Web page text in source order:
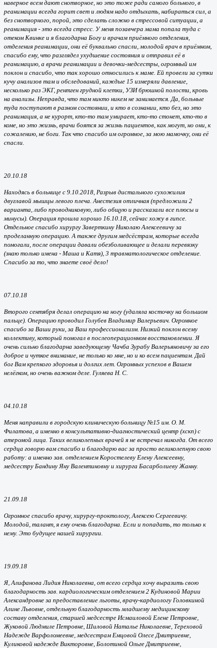
наверное всем дают снотворное, но это тоже ради самого больного, в
реанимации всегда горит свет и людям надо отдыхать, набираться сил, а
без снотворного, порой, это сделать сложно в стрессовой ситуации, а
реанимация - это всегда стресс. У меня позавчера мама попала туда с
отеком Квинке и я благодарна Богу и врачам приёмного отделения,
отделения реанимации, они её буквально спасли, молодой врач в приёмном,
спасибо ему, что разглядел ухудшение состояния и отправил её в
реанимацию, а врачи реанимации и девочки-медсестры, огромный им
поклон и спасибо, что так хорошо относились к маме. Ей провели за сутки
кучу анализов там и обследований, каждые 15 измеряли давление,
несколько раз ЭКГ, рентген грудной клетки, УЗИ брюшной полости, кровь
на анализы. Неправда, что там никто никем не занимается. Да, больные
туда поступают в разном состоянии, и кто в сознании, кто без, но это
реанимация, а не курорт, кто-то там умирает, кто-то стонет, кто-то в
коме, но это жизнь, врачи боятся за жизнь пациентов, как могут, но они, к
сожалению, не боги. Так что спасибо им огромное, за мою мамочку, они её
спасли.
20.10.18
Находясь в больнице с 9.10.2018, Разрыв дистального сухожилия
двуглавой мышцы левого плеча. Анестезия отличная (предложили 2
варианта, либо проводниковую, либо общую и рассказали все плюсы и
минусы). Операция прошла хорошо 16.10.18, сейчас хожу в гипсе.
Отдельное спасибо хирургу Заверткину Николаю Алексеевичу за
проделанную операцию. А также другим медсёстрам, которые всегда
помогали, после операции давали обезболивающее и делали перевязку
(знаю только имена - Маша и Катя), 3 травматологическое отделение.
Спасибо за то, что знаете своё дело!
07.10.18
Второго сентября делал операцию на ногу (удаляла косточку на большом
пальце). Операцию проводил Голубев Владимир Валерьевич. Огромное
спасибо за Ваши руки, за Ваш профессионализм. Низкий поклон всему
коллективу, который помогал в послеоперационном восстановлении. Я
очень сильно благодарна заведующему Чачба Зурабу Валерьяновичу за его
доброе и чуткое внимание, не только ко мне, но и ко всем пациентам. Дай
бог Вам крепкого здоровья и долгих лет. Огромных успехов в Вашем
нелёгком, но очень важном деле. Гуляева Н. С.
04.10.18
Меня направили в городскую клиническую больницу №15 им. О. М.
Филатова, а именно в консультативно-диагностический центр (хскп) с
атеромой лица. Таких великолепных врачей я не встречал никогда. От всего
сердца говорю вам спасибо и благодарю вас за просто великолепную свою
работу: а именно зав. отделением Коростелеву Елену Алексеевну,
медсестру Бандину Яну Валентиновну и хирурга Басарболиеву Жанну.
21.09.18
Огромное спасибо врачу, хирургу-проктологу, Алексею Сергеевичу.
Молодой, талант, я ему очень благодарна. Если и попадать, то только к
нему. Это будущее нашей хирургии.
19.09.18
Я, Алифанова Лидия Николаевна, от всего сердца хочу выразить свою
благодарность зав. кардиологическим отделением 2 Кудиновой Марии
Александровне за предоставление льготы, врачу-кардиологу Головкиной
Алине Львовне, отдельную благодарность младшему медицинскому
составу отделения, старшей медсестре Исмаиловой Елене Петровне,
Жуковой Людмиле Петровне, Шиловой Наталье Николаевне, Тереховой
Надежде Варфоломеевне, медсестрам Емцовой Олесе Дмитриевне,
Куликовой надежде Викторовне, Болотиной Ольге Дмитриевне,